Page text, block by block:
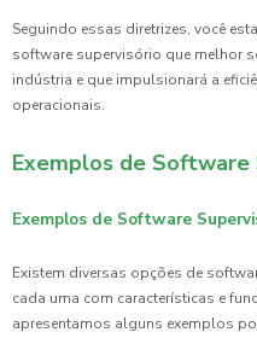
Seguindo essas diretrizes, você
software supervisório que melhor
indústria e que impulsionará a
operacionais.
Exemplos de Software
Exemplos de Software
Existem diversas opções de
cada uma com características e
apresentamos alguns exemplos